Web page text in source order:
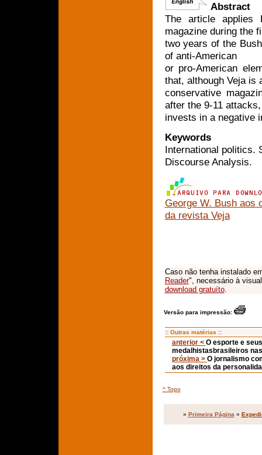
Abstract
The article applies
magazine during the
two years of the
of anti-American
or pro-American
that, although Veja is
conservative
after the 9-11
invests in a negative
Keywords
International politics.
Discourse Analysis.
George W. Bush aos
da revista Veja
Caso não tenha instalado
Reader", necessário à
download gratuíto.
Versão para impressão:
:: Outras matérias ::
anterior < O esporte e
medalhistasbrasileiros
próxima > O jornalismo
aos direitos da
^ Topo
» Primeira Página »